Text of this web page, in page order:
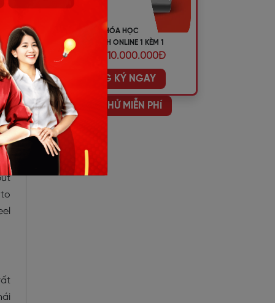
a
KHÓA HỌC
TIẾNG ANH ONLINE 1 KÈM 1
ƯU ĐÃI 10.000.000Đ
ĐĂNG KÝ NGAY
HỌC THỬ MIỄN PHÍ